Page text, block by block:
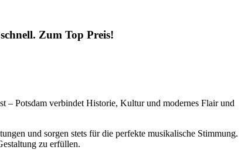
Zum Top Preis!
– Potsdam verbindet Historie, Kultur und modernes Flair und
und sorgen stets für die perfekte musikalische Stimmung.
zu erfüllen.